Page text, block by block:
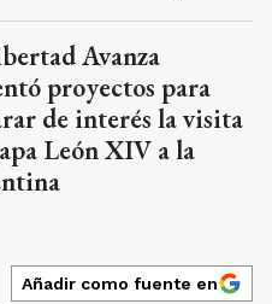
Avanza
proyectos para
de interés la visita
León XIV a la
Añadir como fuente en